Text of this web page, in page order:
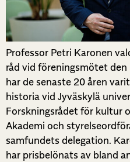
Professor Petri Karonen
råd vid föreningsmötet
har de senaste 20 åren
historia vid Jyväskylä
Forskningsrådet för kultur
Akademi och
samfundets delegation.
har prisbelönats av bland